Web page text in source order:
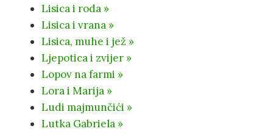
Lisica i roda »
Lisica i vrana »
Lisica, muhe i jež »
Ljepotica i zvijer »
Lopov na farmi »
Lora i Marija »
Ludi majmunčići »
Lutka Gabriela »